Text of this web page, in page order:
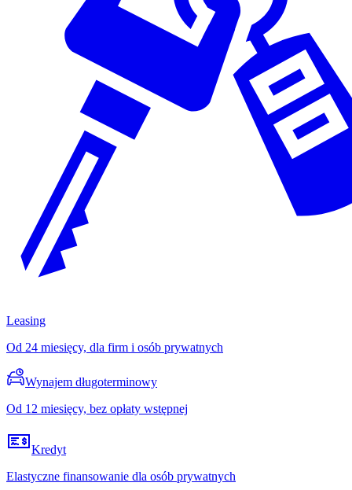
Leasing
Od 24 miesięcy, dla firm i osób prywatnych
Wynajem długoterminowy
Od 12 miesięcy, bez opłaty wstępnej
Kredyt
Elastyczne finansowanie dla osób prywatnych